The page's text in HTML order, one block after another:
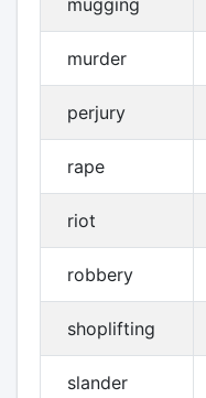
mugging
murder
perjury
rape
riot
robbery
shoplifting
slander